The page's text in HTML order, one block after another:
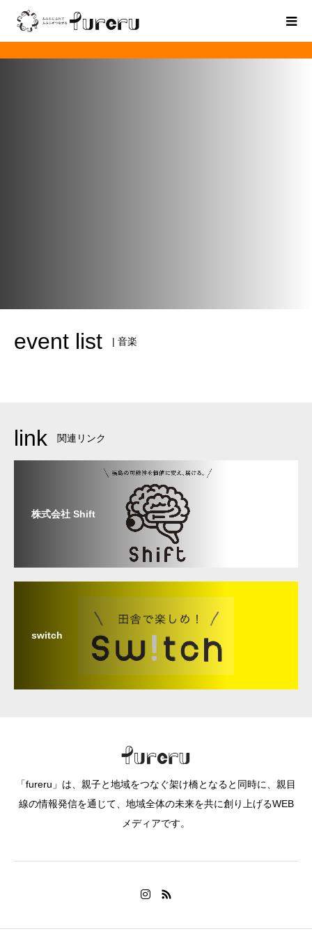
event list | 音楽
link 関連リンク
株式会社 Shift
switch
「fureru」は、親子と地域をつなぐ架け橋となると同時に、親目
線の情報発信を通じて、地域全体の未来を共に創り上げるWEB
メディアです。